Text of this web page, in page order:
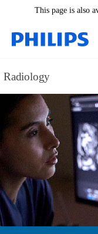
This page is also
Radiology